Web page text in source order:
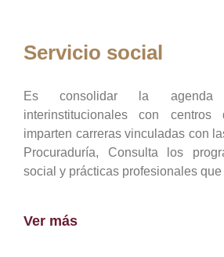
Servicio social
Es consolidar la agenda
interinstitucionales con
imparten carreras vinculadas con
Procuraduría, Consulta los
social y prácticas profesionales que
Ver más